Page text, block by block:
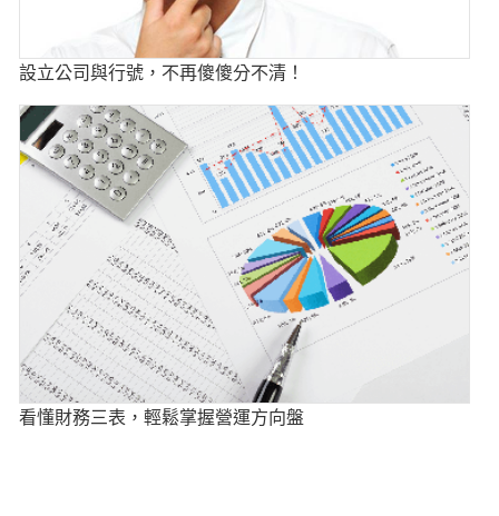
設立公司與行號，不再傻傻分不清！
看懂財務三表，輕鬆掌握營運方向盤